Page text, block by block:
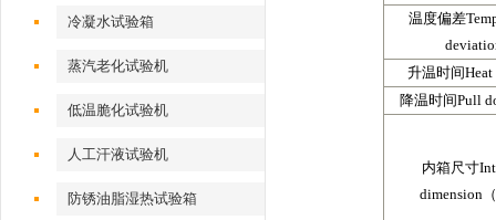
冷凝水试验箱
蒸汽老化试验机
低温脆化试验机
人工汗液试验机
防锈油脂湿热试验箱
温度偏差
升温时间
降温时间Pull
内箱尺寸
dimension